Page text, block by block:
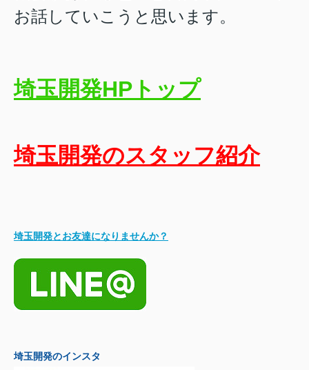
お話していこうと思います。
埼玉開発HPトップ
埼玉開発のスタッフ紹介
埼玉開発とお友達になりませんか？
埼玉開発のインスタ